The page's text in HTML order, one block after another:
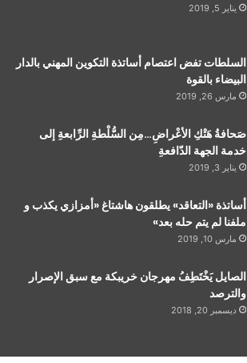
يناير 5, 2019
السلطات تفض اعتصام أساتذة التكوين المهني بالدار
البيضاء بالقوة
مارس 26, 2019
صَحافةُ هَتْكِ الأعْراضِ…مِن السُّلْطةِ الرِّابعةِ إلى
خدمة الجهة الدّافعةِ
يناير 3, 2019
أساتذة «التعاقد» يطلقون هاشتاغ «أمزازي يكذب و
ملفنا لم يتم حله بعد»
مارس 10, 2019
الصايل يَخْتَطِفُ مهرجان خريبكة مع سبق الإصرار
والترصد
ديسمبر 20, 2018